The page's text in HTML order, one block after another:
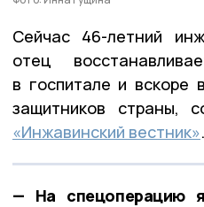
Сейчас 46-летний
отец
в госпитале и вскоре
защитников страны,
«Инжавинский вестник».
— На спецоперацию